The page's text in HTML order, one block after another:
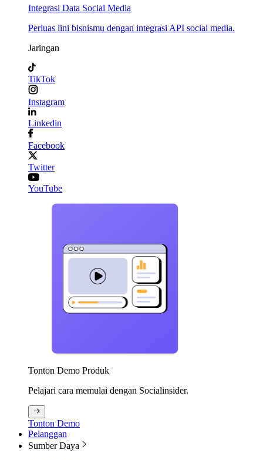
Integrasi Data Social Media
Perluas lini bisnismu dengan integrasi API social media.
Jaringan
TikTok
Instagram
Linkedin
Facebook
Twitter
YouTube
Tonton Demo Produk
Pelajari cara memulai dengan Socialinsider.
Tonton Demo
Pelanggan
Sumber Daya